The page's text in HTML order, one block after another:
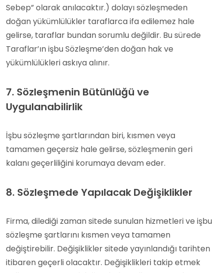
Sebep” olarak anılacaktır.) dolayı sözleşmeden
doğan yükümlülükler taraflarca ifa edilemez hale
gelirse, taraflar bundan sorumlu değildir. Bu sürede
Taraflar’ın işbu Sözleşme’den doğan hak ve
yükümlülükleri askıya alınır.
7. Sözleşmenin Bütünlüğü ve
Uygulanabilirlik
İşbu sözleşme şartlarından biri, kısmen veya
tamamen geçersiz hale gelirse, sözleşmenin geri
kalanı geçerliliğini korumaya devam eder.
8. Sözleşmede Yapılacak Değişiklikler
Firma, dilediği zaman sitede sunulan hizmetleri ve işbu
sözleşme şartlarını kısmen veya tamamen
değiştirebilir. Değişiklikler sitede yayınlandığı tarihten
itibaren geçerli olacaktır. Değişiklikleri takip etmek